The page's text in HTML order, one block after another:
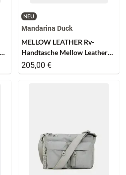
NEU
Mandarina Duck
MELLOW LEATHER Rv-
Handtasche Mellow Leather
Hobo Espresso
205,00 €